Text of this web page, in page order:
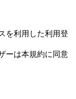
を利用した利用登
ーは本規約に同意